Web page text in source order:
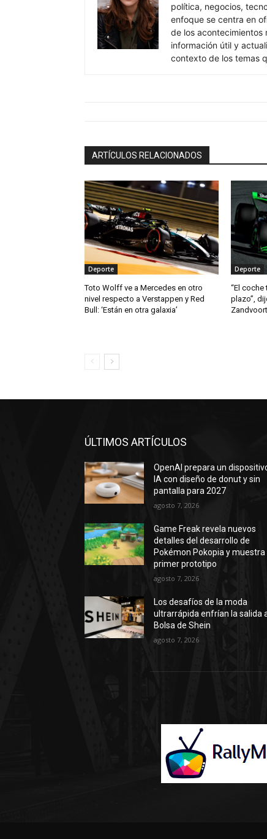
política, negocios,
enfoque se centra en
de los acontecimientos
información útil y
contexto de los temas
ARTÍCULOS RELACIONADOS
Deporte
Toto Wolff ve a Mercedes en otro
nivel respecto a Verstappen y Red
Bull: ‘Están en otra galaxia’
Deporte
“El
plazo”,
Zandvoort.
ÚLTIMOS ARTÍCULOS
OpenAI prepara un
IA con diseño de donut y sin
pantalla para 2027
agosto 7, 2026
Game Freak revela nuevos
detalles del desarrollo de
Pokémon Pokopia y muestra
primer prototipo
agosto 7, 2026
Los desafíos de la moda
ultrarrápida enfrían la salida
Bolsa de Shein
agosto 7, 2026